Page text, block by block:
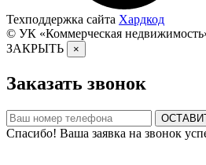
Техподдержка сайта Хардкод
© УК «Коммерческая
ЗАКРЫТЬ
×
Заказать звонок
Спасибо! Ваша заявка на звонок